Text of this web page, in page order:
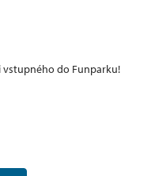
vstupného do Funparku!